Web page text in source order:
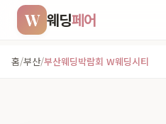
W 웨딩페어
홈/부산/부산웨딩박람회 W웨딩시티